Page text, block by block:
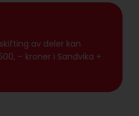
av deler kan
– kroner i Sandvika +